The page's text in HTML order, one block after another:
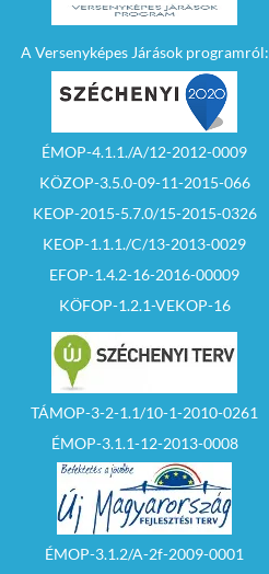
A Versenyképes Járások programról:
ÉMOP-4.1.1./A/12-2012-0009
KÖZOP-3.5.0-09-11-2015-066
KEOP-2015-5.7.0/15-2015-0326
KEOP-1.1.1./C/13-2013-0029
EFOP-1.4.2-16-2016-00009
KÖFOP-1.2.1-VEKOP-16
TÁMOP-3-2-1.1/10-1-2010-0261
ÉMOP-3.1.1-12-2013-0008
ÉMOP-3.1.2/A-2f-2009-0001